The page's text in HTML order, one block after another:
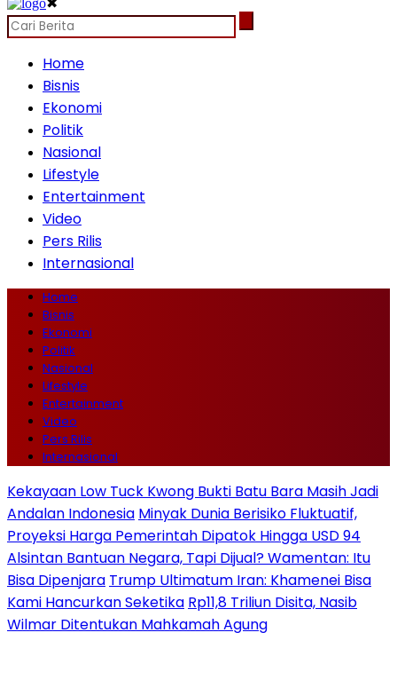
✖
Home
Bisnis
Ekonomi
Politik
Nasional
Lifestyle
Entertainment
Video
Pers Rilis
Internasional
Home
Bisnis
Ekonomi
Politik
Nasional
Lifestyle
Entertainment
Video
Pers Rilis
Internasional
Kekayaan Low Tuck Kwong Bukti Batu Bara Masih Jadi
Andalan Indonesia Minyak Dunia Berisiko Fluktuatif,
Proyeksi Harga Pemerintah Dipatok Hingga USD 94
Alsintan Bantuan Negara, Tapi Dijual? Wamentan: Itu
Bisa Dipenjara Trump Ultimatum Iran: Khamenei Bisa
Kami Hancurkan Seketika Rp11,8 Triliun Disita, Nasib
Wilmar Ditentukan Mahkamah Agung